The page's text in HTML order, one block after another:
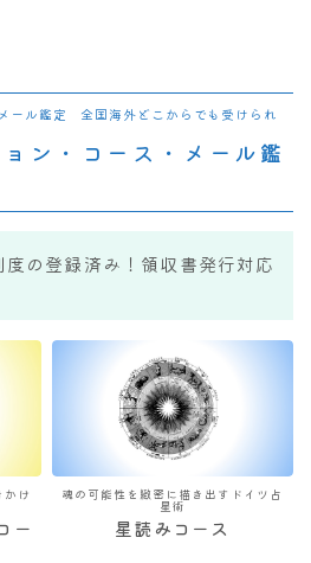
ール鑑定 全国海外どこからでも受けられ
ン・コース・メール鑑
度の登録済み！領収書発行対応
かけ
ー
魂の可能性を緻密に描き出すドイツ占
星術
星読みコース